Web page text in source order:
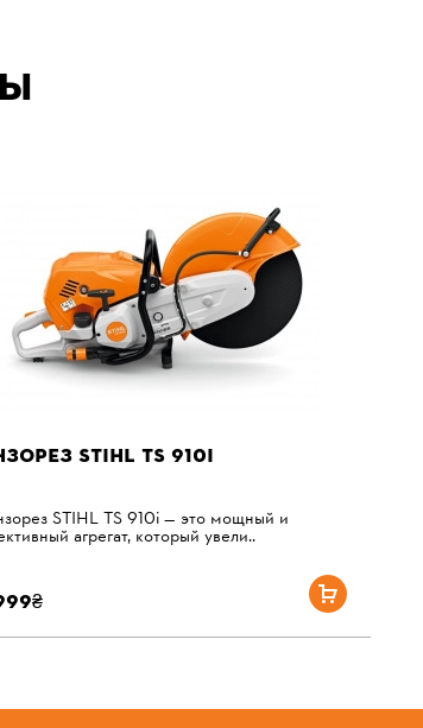
STIHL TS 910I
STIHL TS 910i — это мощный и
агрегат, который увели..